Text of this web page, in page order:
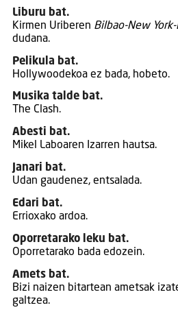
Liburu bat.
Kirmen Uriberen Bilbao-New
dudana.
Pelikula bat.
Hollywoodekoa ez bada, hobeto.
Musika talde bat.
The Clash.
Abesti bat.
Mikel Laboaren Izarren hautsa.
Janari bat.
Udan gaudenez, entsalada.
Edari bat.
Errioxako ardoa.
Oporretarako leku bat.
Oporretarako bada edozein.
Amets bat.
Bizi naizen bitartean ametsak
galtzea.